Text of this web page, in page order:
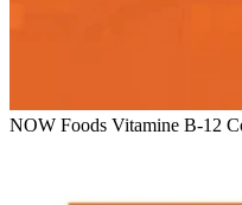
NOW Foods Vitamine B-12